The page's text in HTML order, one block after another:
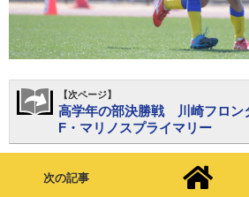
【次ページ】
高学年の部決勝戦 川崎フロ
F・マリノスプライマリー
次の記事